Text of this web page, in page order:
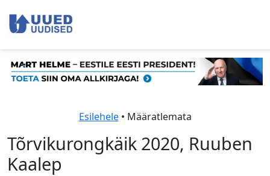
Esilehele• Määratlemata
Tõrvikurongkäik 2020, Ruuben
Kaalep